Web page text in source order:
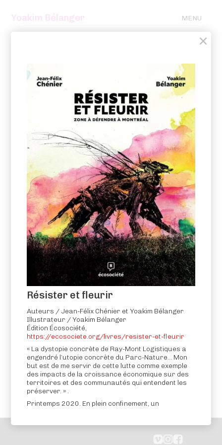
Yoakim Bélanger MENU
Peintures/ Paintings
Vidéos/ Videos
/ Graphic Novels
×
Résister et fleurir
Auteurs / Jean-Félix Chénier et Yoakim Bélanger
Illustrateur / Yoakim Bélanger
Édition Écosociété,
https://ecosociete.org/livres/resister-et-fleurir
« La dystopie concrète de Ray-Mont Logistiques a
engendré l’utopie concrète du Parc-Nature… Mon
but est de me servir de cette lutte comme exemple
des impacts de la croissance économique sur des
territoires et des communautés qui entendent les
préserver. » .
Printemps 2020. En plein confinement, un
Résister et fleurir